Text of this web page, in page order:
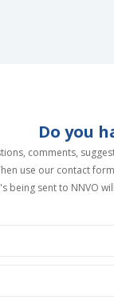
Do you
comments,
use our contact
being sent to NNVO